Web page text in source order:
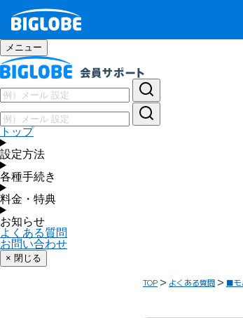
メニュー
トップ
設定方法
各種手続き
料金・特典
お知らせ
よくある質問
お問い合わせ
× 閉じる
TOP よくある質問 ■モ